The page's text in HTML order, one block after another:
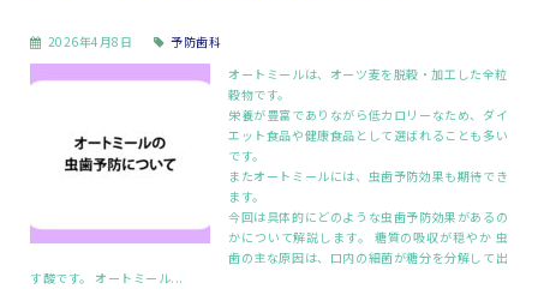
2026年4月8日
予防歯科
オートミールは、オーツ麦を脱穀・加工した全粒
穀物です。
栄養が豊富でありながら低カロリーなため、ダイ
エット食品や健康食品として選ばれることも多い
です。
またオートミールには、虫歯予防効果も期待でき
ます。
今回は具体的にどのような虫歯予防効果があるの
かについて解説します。 糖質の吸収が穏やか 虫
歯の主な原因は、口内の細菌が糖分を分解して出
す酸です。 オートミール...